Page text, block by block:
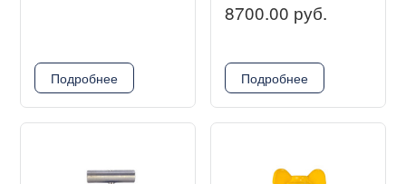
Подробнее
8700.00 руб.
Подробнее